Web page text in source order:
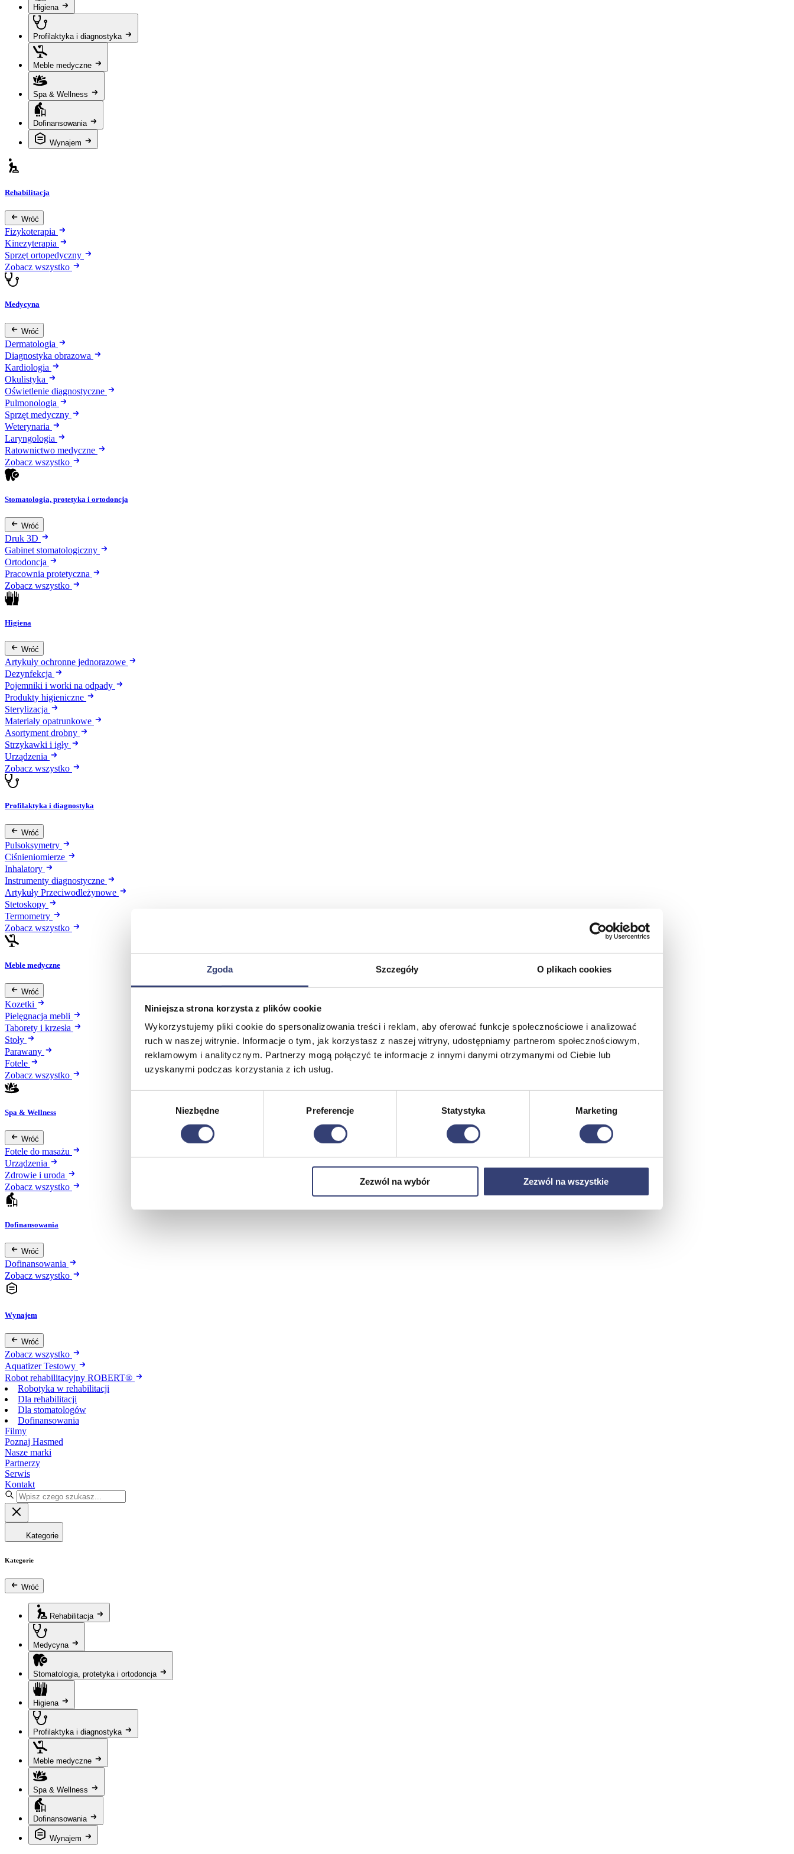
Zgoda Szczegóły O plikach cookies
Niniejsza strona korzysta z plików cookie
Wykorzystujemy pliki cookie do spersonalizowania treści i reklam, aby oferować funkcje społecznościowe i analizować
ruch w naszej witrynie. Informacje o tym, jak korzystasz z naszej witryny, udostępniamy partnerom społecznościowym,
reklamowym i analitycznym. Partnerzy mogą połączyć te informacje z innymi danymi otrzymanymi od Ciebie lub
uzyskanymi podczas korzystania z ich usług.
Niezbędne Preferencje Statystyka Marketing
Zezwól na wybór Zezwól na wszystkie
Higiena
Profilaktyka i diagnostyka
Meble medyczne
Spa & Wellness
Dofinansowania
Wynajem
Rehabilitacja
Wróć
Fizykoterapia
Kinezyterapia
Sprzęt ortopedyczny
Zobacz wszystko
Medycyna
Wróć
Dermatologia
Diagnostyka obrazowa
Kardiologia
Okulistyka
Oświetlenie diagnostyczne
Pulmonologia
Sprzęt medyczny
Weterynaria
Laryngologia
Ratownictwo medyczne
Zobacz wszystko
Stomatologia, protetyka i ortodoncja
Wróć
Druk 3D
Gabinet stomatologiczny
Ortodoncja
Pracownia protetyczna
Zobacz wszystko
Higiena
Wróć
Artykuły ochronne jednorazowe
Dezynfekcja
Pojemniki i worki na odpady
Produkty higieniczne
Sterylizacja
Materiały opatrunkowe
Asortyment drobny
Strzykawki i igły
Urządzenia
Zobacz wszystko
Profilaktyka i diagnostyka
Wróć
Pulsoksymetry
Ciśnieniomierze
Inhalatory
Instrumenty diagnostyczne
Artykuły Przeciwodleżynowe
Stetoskopy
Termometry
Zobacz wszystko
Meble medyczne
Wróć
Kozetki
Pielęgnacja mebli
Taborety i krzesła
Stoły
Parawany
Fotele
Zobacz wszystko
Spa & Wellness
Wróć
Fotele do masażu
Urządzenia
Zdrowie i uroda
Zobacz wszystko
Dofinansowania
Wróć
Dofinansowania
Zobacz wszystko
Wynajem
Wróć
Zobacz wszystko
Aquatizer Testowy
Robot rehabilitacyjny ROBERT®
Robotyka w rehabilitacji
Dla rehabilitacji
Dla stomatologów
Dofinansowania
Filmy
Poznaj Hasmed
Nasze marki
Partnerzy
Serwis
Kontakt
Kategorie
Kategorie
Wróć
Rehabilitacja
Medycyna
Stomatologia, protetyka i ortodoncja
Higiena
Profilaktyka i diagnostyka
Meble medyczne
Spa & Wellness
Dofinansowania
Wynajem